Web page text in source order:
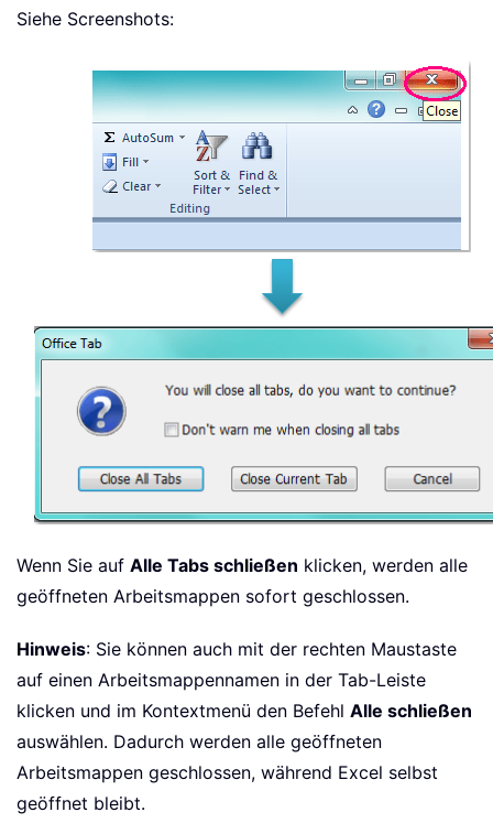
Siehe Screenshots:
Wenn Sie auf Alle Tabs schließen klicken, werden alle
geöffneten Arbeitsmappen sofort geschlossen.
Hinweis: Sie können auch mit der rechten Maustaste
auf einen Arbeitsmappennamen in der Tab-Leiste
klicken und im Kontextmenü den Befehl Alle schließen
auswählen. Dadurch werden alle geöffneten
Arbeitsmappen geschlossen, während Excel selbst
geöffnet bleibt.